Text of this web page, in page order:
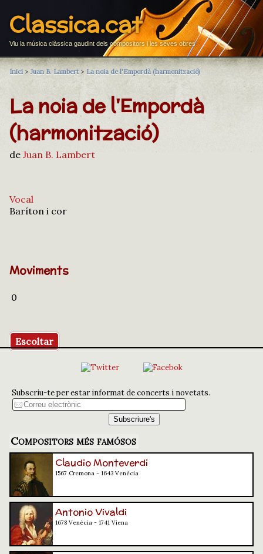
Classica.cat
Viu la música clàssica gaudint dels compositors i les seves obres
Inici > Juan B. Lambert> La noia de l'Empordà (harmonització)
La noia de l'Empordà
(harmonització)
de Juan B. Lambert
Vocal
Baríton i cor
Moviments
0
Escoltar
Subscriu-te per estar informat de concerts i novetats.
Compositors més famósos
Claudio Monteverdi
1567 Cremona - 1643 Venècia
Antonio Vivaldi
1678 Venècia - 1741 Viena